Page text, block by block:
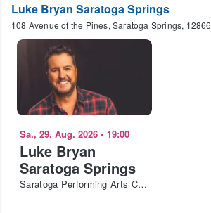
Luke Bryan Saratoga Springs
108 Avenue of the Pines, Saratoga Springs, 12866
Sa., 29. Aug. 2026 • 19:00
Luke Bryan
Saratoga Springs
Saratoga Performing Arts Center